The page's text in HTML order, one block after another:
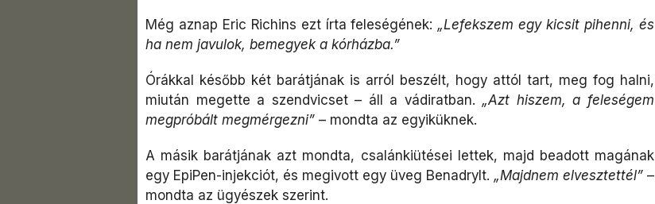
Még aznap Eric Richins ezt írta feleségének: „Lefekszem egy kicsit pihenni, és
ha nem javulok, bemegyek a kórházba.”
Órákkal később két barátjának is arról beszélt, hogy attól tart, meg fog halni,
miután megette a szendvicset – áll a vádiratban. „Azt hiszem, a feleségem
megpróbált megmérgezni” – mondta az egyiküknek.
A másik barátjának azt mondta, csalánkiütései lettek, majd beadott magának
egy EpiPen-injekciót, és megivott egy üveg Benadrylt. „Majdnem elvesztettél” –
mondta az ügyészek szerint.